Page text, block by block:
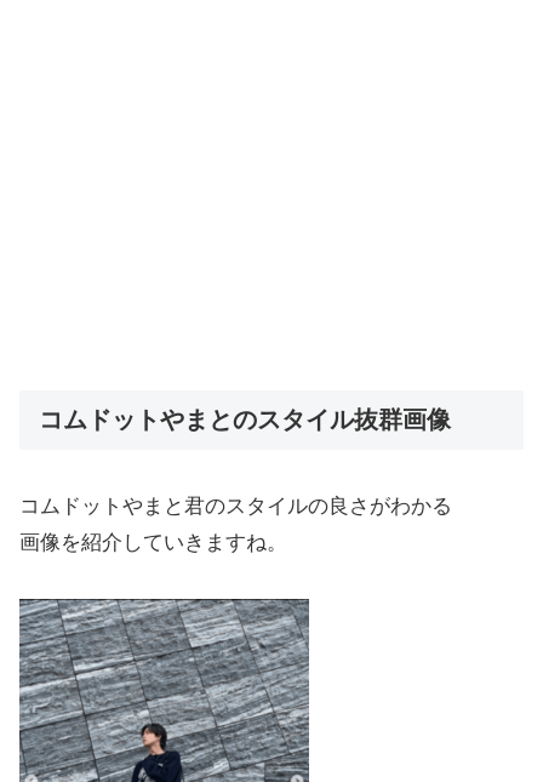
コムドットやまとのスタイル抜群画像
コムドットやまと君のスタイルの良さがわかる
画像を紹介していきますね。